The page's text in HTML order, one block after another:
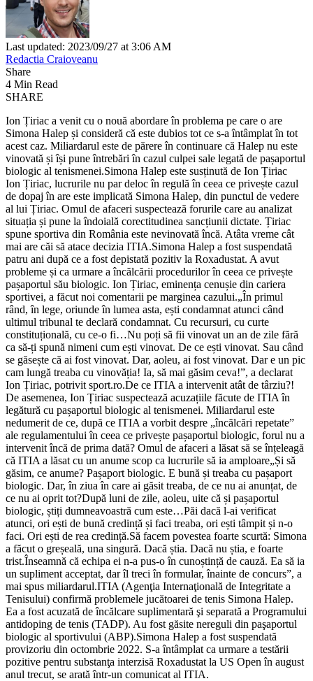
Last updated: 2023/09/27 at 3:06 AM
Redactia Craioveanu
Share
4 Min Read
SHARE
Ion Țiriac a venit cu o nouă abordare în problema pe care o are
Simona Halep și consideră că este dubios tot ce s-a întâmplat în tot
acest caz. Miliardarul este de părere în continuare că Halep nu este
vinovată și își pune întrebări în cazul culpei sale legată de pașaportul
biologic al tenismenei.Simona Halep este susținută de Ion Țiriac
Ion Țiriac, lucrurile nu par deloc în regulă în ceea ce privește cazul
de dopaj în are este implicată Simona Halep, din punctul de vedere
al lui Țiriac. Omul de afaceri suspectează forurile care au analizat
situația și pune la îndoială corectitudinea sancțiunii dictate. Țiriac
spune sportiva din România este nevinovată încă. Atâta vreme cât
mai are căi să atace decizia ITIA.Simona Halep a fost suspendată
patru ani după ce a fost depistată pozitiv la Roxadustat. A avut
probleme și ca urmare a încălcării procedurilor în ceea ce privește
pașaportul său biologic. Ion Țiriac, eminența cenușie din cariera
sportivei, a făcut noi comentarii pe marginea cazului.„În primul
rând, în lege, oriunde în lumea asta, ești condamnat atunci când
ultimul tribunal te declară condamnat. Cu recursuri, cu curte
constituțională, cu ce-o fi…Nu poți să fii vinovat un an de zile fără
ca să-ți spună nimeni cum ești vinovat. De ce ești vinovat. Sau când
se găsește că ai fost vinovat. Dar, aoleu, ai fost vinovat. Dar e un pic
cam lungă treaba cu vinovăția! Ia, să mai găsim ceva!”, a declarat
Ion Țiriac, potrivit sport.ro.De ce ITIA a intervenit atât de târziu?!
De asemenea, Ion Țiriac suspectează acuzațiile făcute de ITIA în
legătură cu pașaportul biologic al tenismenei. Miliardarul este
nedumerit de ce, după ce ITIA a vorbit despre „încălcări repetate”
ale regulamentului în ceea ce privește pașaportul biologic, forul nu a
intervenit încă de prima dată? Omul de afaceri a lăsat să se înțeleagă
că ITIA a lăsat cu un anume scop ca lucrurile să ia amploare„Și să
găsim, ce anume? Pașaport biologic. E bună și treaba cu pașaport
biologic. Dar, în ziua în care ai găsit treaba, de ce nu ai anunțat, de
ce nu ai oprit tot?După luni de zile, aoleu, uite că și pașaportul
biologic, știți dumneavoastră cum este…Păi dacă l-ai verificat
atunci, ori ești de bună credință și faci treaba, ori ești tâmpit și n-o
faci. Ori ești de rea credință.Să facem povestea foarte scurtă: Simona
a făcut o greșeală, una singură. Dacă știa. Dacă nu știa, e foarte
trist.Înseamnă că echipa ei n-a pus-o în cunoștință de cauză. Ea să ia
un supliment acceptat, dar îl treci în formular, înainte de concurs”, a
mai spus miliardarul.ITIA (Agenţia Internaţională de Integritate a
Tenisului) confirmă problemele jucătoarei de tenis Simona Halep.
Ea a fost acuzată de încălcare suplimentară şi separată a Programului
antidoping de tenis (TADP). Au fost găsite nereguli din paşaportul
biologic al sportivului (ABP).Simona Halep a fost suspendată
provizoriu din octombrie 2022. S-a întâmplat ca urmare a testării
pozitive pentru substanţa interzisă Roxadustat la US Open în august
anul trecut, se arată într-un comunicat al ITIA.